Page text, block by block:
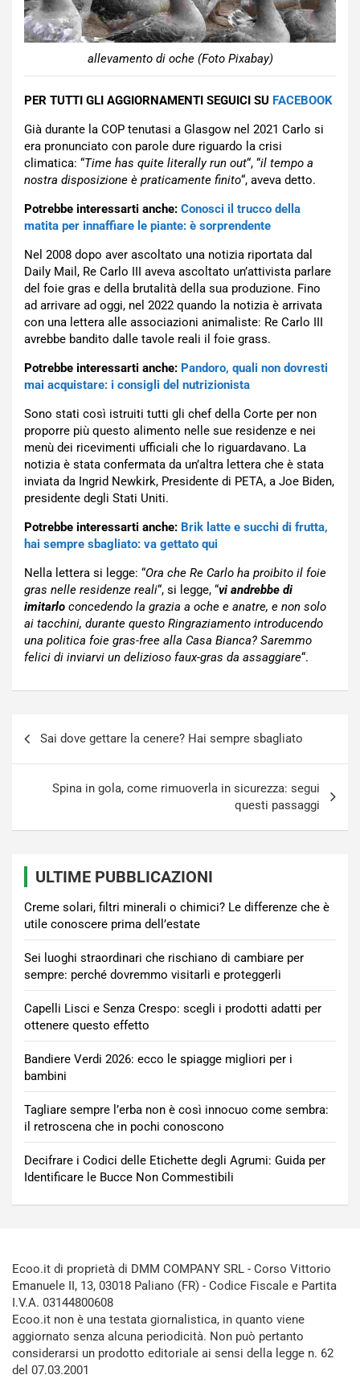
allevamento di oche (Foto Pixabay)
PER TUTTI GLI AGGIORNAMENTI SEGUICI SU FACEBOOK
Già durante la COP tenutasi a Glasgow nel 2021 Carlo si
era pronunciato con parole dure riguardo la crisi
climatica: “Time has quite literally run out“, “il tempo a
nostra disposizione è praticamente finito“, aveva detto.
Potrebbe interessarti anche: Conosci il trucco della
matita per innaffiare le piante: è sorprendente
Nel 2008 dopo aver ascoltato una notizia riportata dal
Daily Mail, Re Carlo III aveva ascoltato un’attivista parlare
del foie gras e della brutalità della sua produzione. Fino
ad arrivare ad oggi, nel 2022 quando la notizia è arrivata
con una lettera alle associazioni animaliste: Re Carlo III
avrebbe bandito dalle tavole reali il foie grass.
Potrebbe interessarti anche: Pandoro, quali non dovresti
mai acquistare: i consigli del nutrizionista
Sono stati così istruiti tutti gli chef della Corte per non
proporre più questo alimento nelle sue residenze e nei
menù dei ricevimenti ufficiali che lo riguardavano. La
notizia è stata confermata da un’altra lettera che è stata
inviata da Ingrid Newkirk, Presidente di PETA, a Joe Biden,
presidente degli Stati Uniti.
Potrebbe interessarti anche: Brik latte e succhi di frutta,
hai sempre sbagliato: va gettato qui
Nella lettera si legge: “Ora che Re Carlo ha proibito il foie
gras nelle residenze reali“, si legge, “vi andrebbe di
imitarlo concedendo la grazia a oche e anatre, e non solo
ai tacchini, durante questo Ringraziamento introducendo
una politica foie gras-free alla Casa Bianca? Saremmo
felici di inviarvi un delizioso faux-gras da assaggiare“.
Sai dove gettare la cenere? Hai sempre sbagliato
Spina in gola, come rimuoverla in sicurezza: segui
questi passaggi
ULTIME PUBBLICAZIONI
Creme solari, filtri minerali o chimici? Le differenze che è
utile conoscere prima dell’estate
Sei luoghi straordinari che rischiano di cambiare per
sempre: perché dovremmo visitarli e proteggerli
Capelli Lisci e Senza Crespo: scegli i prodotti adatti per
ottenere questo effetto
Bandiere Verdi 2026: ecco le spiagge migliori per i
bambini
Tagliare sempre l’erba non è così innocuo come sembra:
il retroscena che in pochi conoscono
Decifrare i Codici delle Etichette degli Agrumi: Guida per
Identificare le Bucce Non Commestibili
Ecoo.it di proprietà di DMM COMPANY SRL - Corso Vittorio
Emanuele II, 13, 03018 Paliano (FR) - Codice Fiscale e Partita
I.V.A. 03144800608
Ecoo.it non è una testata giornalistica, in quanto viene
aggiornato senza alcuna periodicità. Non può pertanto
considerarsi un prodotto editoriale ai sensi della legge n. 62
del 07.03.2001